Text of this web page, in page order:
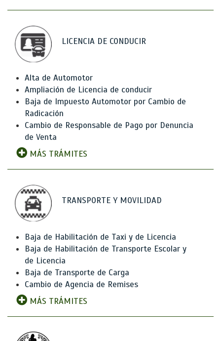
LICENCIA DE CONDUCIR
Alta de Automotor
Ampliación de Licencia de conducir
Baja de Impuesto Automotor por Cambio de
Radicación
Cambio de Responsable de Pago por Denuncia
de Venta
MÁS TRÁMITES
TRANSPORTE Y MOVILIDAD
Baja de Habilitación de Taxi y de Licencia
Baja de Habilitación de Transporte Escolar y
de Licencia
Baja de Transporte de Carga
Cambio de Agencia de Remises
MÁS TRÁMITES